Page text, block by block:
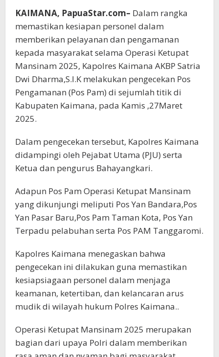
KAIMANA, PapuaStar.com– Dalam rangka
memastikan kesiapan personel dalam
memberikan pelayanan dan pengamanan
kepada masyarakat selama Operasi Ketupat
Mansinam 2025, Kapolres Kaimana AKBP Satria
Dwi Dharma,S.I.K melakukan pengecekan Pos
Pengamanan (Pos Pam) di sejumlah titik di
Kabupaten Kaimana, pada Kamis ,27Maret
2025.
Dalam pengecekan tersebut, Kapolres Kaimana
didampingi oleh Pejabat Utama (PJU) serta
Ketua dan pengurus Bahayangkari.
Adapun Pos Pam Operasi Ketupat Mansinam
yang dikunjungi meliputi Pos Yan Bandara,Pos
Yan Pasar Baru,Pos Pam Taman Kota, Pos Yan
Terpadu pelabuhan serta Pos PAM Tanggaromi.
Kapolres Kaimana menegaskan bahwa
pengecekan ini dilakukan guna memastikan
kesiapsiagaan personel dalam menjaga
keamanan, ketertiban, dan kelancaran arus
mudik di wilayah hukum Polres Kaimana..
Operasi Ketupat Mansinam 2025 merupakan
bagian dari upaya Polri dalam memberikan